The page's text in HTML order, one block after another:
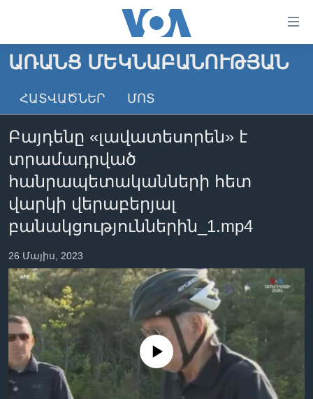
անցնել
հիմնական
անցնել
բովանդակությանը
հիմնական
բովանդակություն
ԳԼԽԱՎՈՐ ԷՋ
ԼՈՒՐԵՐ
ՏԵՍԱՆՅՈՒԹԵՐ
ՖԻԼՄԵՐ
ՖԻԼՄԵՐ
IN ENGLISH
ՄԵՐ ՄԱՍԻՆ
ՄԵՐ ՄԱՍԻՆ
«ԱՄԵՐԻԿԱՅԻ ՁԱՅՆ»-Ի ԿԱՆՈՆԱԴՐՈՒԹՅՈՒՆ
ԿԱՊ ՄԵԶ ՀԵՏ
ՈՒԿՐԱԻՆԱԿԱՆ ՊԱՏԵՐԱԶՄ
Learning English
ՀԵՏԵՒԵՔ ՄԵԶ
Լեզուներ
ԱՌԱՆՑ ՄԵԿՆԱԲԱՆՈՒԹՅԱՆ
ՀԱՏՎԱԾՆԵՐ ՄՈՏ
Բայդենը «լավատեսորեն» է
տրամադրված
հանրապետականների հետ
վարկի վերաբերյալ
բանակցություններին_1.mp4
26 Մայիս, 2023
No media source currently available